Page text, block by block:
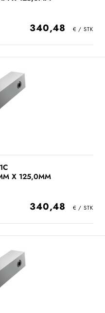
340,48
X 125,0MM
340,48